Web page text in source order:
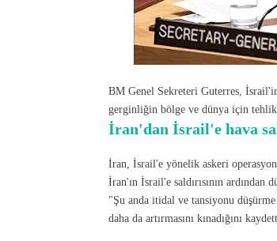
BM Genel Sekreteri Guterres,
gerginliğin bölge ve dünya için
İran'dan İsrail'e hava
İran, İsrail'e yönelik askeri
İran'ın İsrail'e saldırısının ardından
"Şu anda itidal ve tansiyonu
daha da artırmasını kınadığını